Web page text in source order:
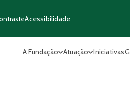
Acessibilidade
A Fundação Atuação Iniciativas